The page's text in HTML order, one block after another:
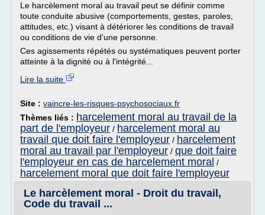
Le harcèlement moral au travail peut se définir comme
toute conduite abusive (comportements, gestes, paroles,
attitudes, etc.) visant à détériorer les conditions de travail
ou conditions de vie d'une personne.
Ces agissements répétés ou systématiques peuvent porter
atteinte à la dignité ou à l'intégrité...
Lire la suite
Site : vaincre-les-risques-psychosociaux.fr
Thèmes liés : harcelement moral au travail de la
part de l'employeur / harcelement moral au
travail que doit faire l'employeur / harcelement
moral au travail par l'employeur / que doit faire
l'employeur en cas de harcelement moral /
harcelement moral que doit faire l'employeur
Le harcèlement moral - Droit du travail,
Code du travail ...